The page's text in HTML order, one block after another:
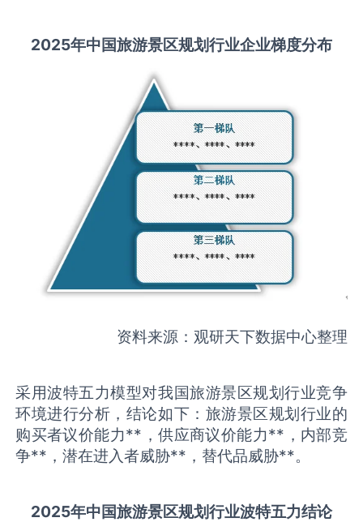
2025年中国旅游景区规划行业企业梯度分布
资料来源：观研天下数据中心整理
采用波特五力模型对我国旅游景区规划行业竞争
环境进行分析，结论如下：旅游景区规划行业的
购买者议价能力**，供应商议价能力**，内部竞
争**，潜在进入者威胁**，替代品威胁**。
2025年中国旅游景区规划行业波特五力结论